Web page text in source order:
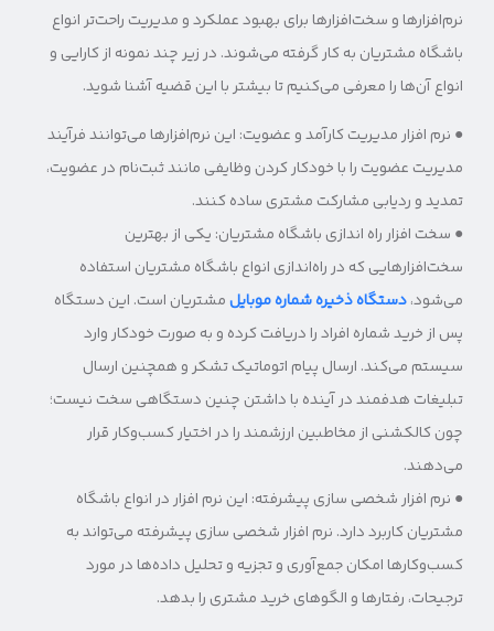
نرم‌افزارها و سخت‌افزارها برای بهبود عملکرد و مدیریت راحت‌تر انواع
باشگاه مشتریان به کار گرفته می‌شوند. در زیر چند نمونه از کارایی و
انواع آن‌ها را معرفی می‌کنیم تا بیشتر با این قضیه آشنا شوید.
● نرم افزار مدیریت کارآمد و عضویت: این نرم‌افزارها می‌توانند فرآیند
مدیریت عضویت را با خودکار کردن وظایفی مانند ثبت‌نام در عضویت،
تمدید و ردیابی مشارکت مشتری ساده کنند.
● سخت افزار راه اندازی باشگاه مشتریان: یکی از بهترین
سخت‌افزارهایی که در راه‌اندازی انواع باشگاه مشتریان استفاده
می‌شود،دستگاه ذخیره شماره موبایلمشتریان است. این دستگاه
پس از خرید شماره افراد را دریافت کرده و به صورت خودکار وارد
سیستم می‌کند. ارسال پیام اتوماتیک تشکر و همچنین ارسال
تبلیغات هدفمند در آینده با داشتن چنین دستگاهی سخت نیست؛
چون کالکشنی از مخاطبین ارزشمند را در اختیار کسب‌وکار قرار
می‌دهند.
● نرم افزار شخصی سازی پیشرفته: این نرم افزار در انواع باشگاه
مشتریان کاربرد دارد. نرم افزار شخصی سازی پیشرفته می‌تواند به
کسب‌وکارها امکان جمع‌آوری و تجزیه و تحلیل داده‌ها در مورد
ترجیحات، رفتارها و الگوهای خرید مشتری را بدهد.